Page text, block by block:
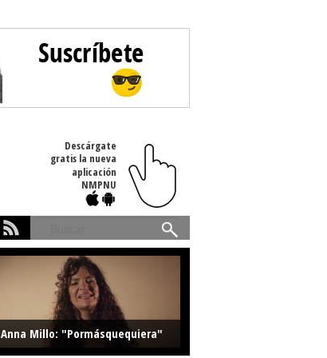
Descárgate
gratis la nueva
aplicación
NMPNU
Buscar
Anna Millo: "Pormásquequiera"